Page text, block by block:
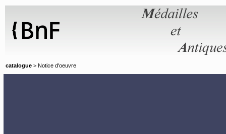
catalogue > Notice d'oeuvre